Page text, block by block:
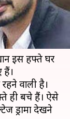
को
इस हफ्ते घर
हैं।
वाली है।
ही बचे हैं। ऐसे
ड्रामा देखने